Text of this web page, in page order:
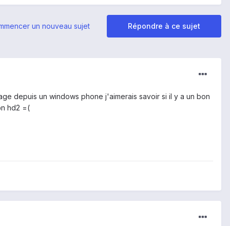
Répondre à ce sujet
un nouveau sujet
depuis un windows phone j'aimerais savoir si il y a un bon
hd2 =(